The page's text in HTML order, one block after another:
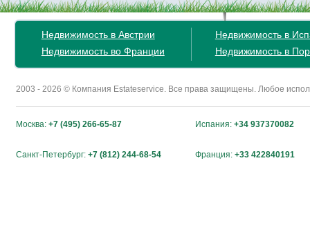
Недвижимость в Австрии
Недвижимость во Франции
Недвижимость в
Недвижимость в
2003 - 2026 © Компания Estateservice. Все права защищены. Любое
Москва: +7 (495) 266-65-87 Испания: +34 937370082
Санкт-Петербург: +7 (812) 244-68-54 Франция: +33 422840191